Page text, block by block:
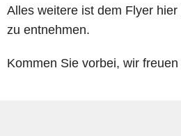
Alles weitere ist dem Flyer
zu entnehmen.
Kommen Sie vorbei, wir